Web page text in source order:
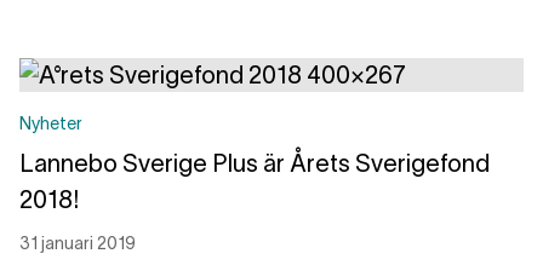
Nyheter
Lannebo Sverige Plus är Årets Sverigefond
2018!
31 januari 2019